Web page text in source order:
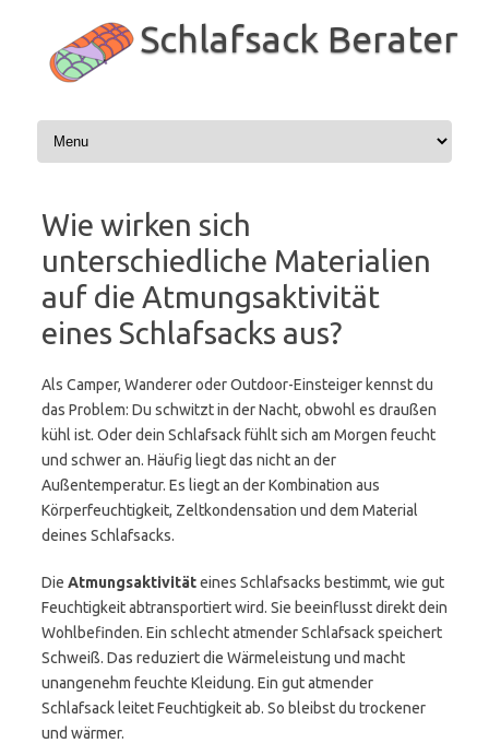
springen
Schlafsack Berater
Wie wirken sich
unterschiedliche Materialien
auf die Atmungsaktivität
eines Schlafsacks aus?
Als Camper, Wanderer oder Outdoor-Einsteiger kennst du
das Problem: Du schwitzt in der Nacht, obwohl es draußen
kühl ist. Oder dein Schlafsack fühlt sich am Morgen feucht
und schwer an. Häufig liegt das nicht an der
Außentemperatur. Es liegt an der Kombination aus
Körperfeuchtigkeit, Zeltkondensation und dem Material
deines Schlafsacks.
Die Atmungsaktivitäteines Schlafsacks bestimmt, wie gut
Feuchtigkeit abtransportiert wird. Sie beeinflusst direkt dein
Wohlbefinden. Ein schlecht atmender Schlafsack speichert
Schweiß. Das reduziert die Wärmeleistung und macht
unangenehm feuchte Kleidung. Ein gut atmender
Schlafsack leitet Feuchtigkeit ab. So bleibst du trockener
und wärmer.